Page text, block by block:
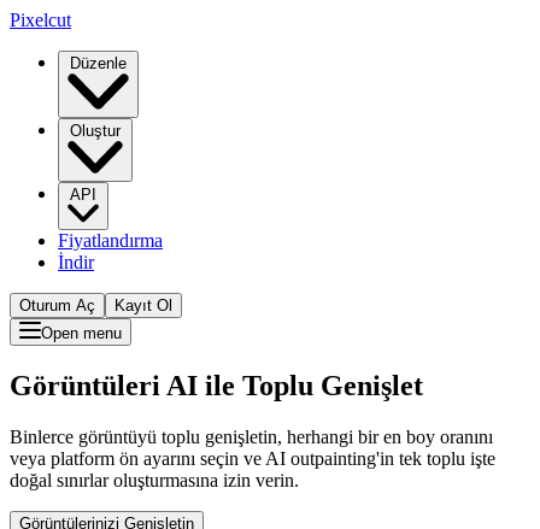
Pixelcut
Düzenle
Oluştur
API
Fiyatlandırma
İndir
Oturum Aç
Kayıt Ol
Open menu
Görüntüleri AI ile Toplu Genişlet
Binlerce görüntüyü toplu genişletin, herhangi bir en boy oranını
veya platform ön ayarını seçin ve AI outpainting'in tek toplu işte
doğal sınırlar oluşturmasına izin verin.
Görüntülerinizi Genişletin